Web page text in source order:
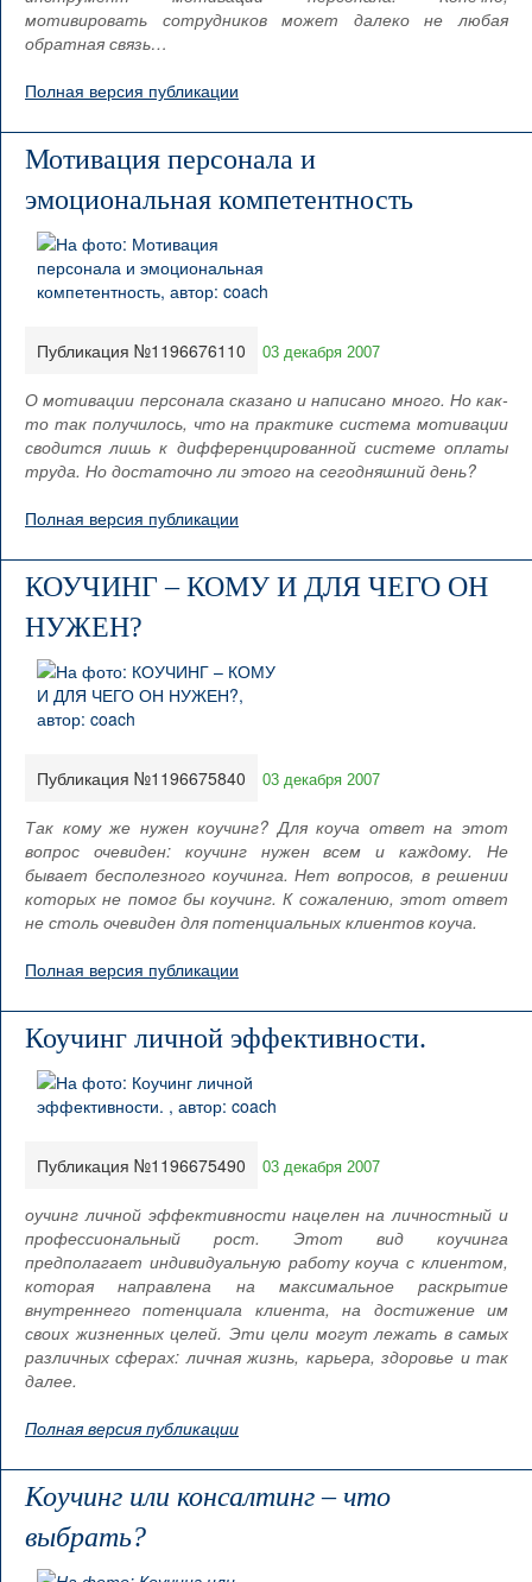
мотивировать сотрудников может далеко не любая
обратная связь…
Полная версия публикации
Мотивация персонала и
эмоциональная компетентность
Публикация №1196676110 03 декабря 2007
О мотивации персонала сказано и написано много. Но как-
то так получилось, что на практике система мотивации
сводится лишь к дифференцированной системе оплаты
труда. Но достаточно ли этого на сегодняшний день?
Полная версия публикации
КОУЧИНГ – КОМУ И ДЛЯ ЧЕГО ОН
НУЖЕН?
Публикация №1196675840 03 декабря 2007
Так кому же нужен коучинг? Для коуча ответ на этот
вопрос очевиден: коучинг нужен всем и каждому. Не
бывает бесполезного коучинга. Нет вопросов, в решении
которых не помог бы коучинг. К сожалению, этот ответ
не столь очевиден для потенциальных клиентов коуча.
Полная версия публикации
Коучинг личной эффективности.
Публикация №1196675490 03 декабря 2007
оучинг личной эффективности нацелен на личностный и
профессиональный рост. Этот вид коучинга
предполагает индивидуальную работу коуча с клиентом,
которая направлена на максимальное раскрытие
внутреннего потенциала клиента, на достижение им
своих жизненных целей. Эти цели могут лежать в самых
различных сферах: личная жизнь, карьера, здоровье и так
далее.
Полная версия публикации
Коучинг или консалтинг – что
выбрать?